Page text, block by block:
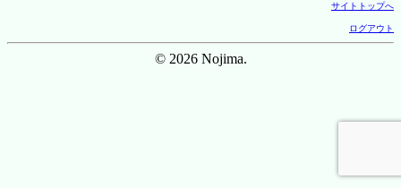
サイトトップへ
ログアウト
© 2026 Nojima.